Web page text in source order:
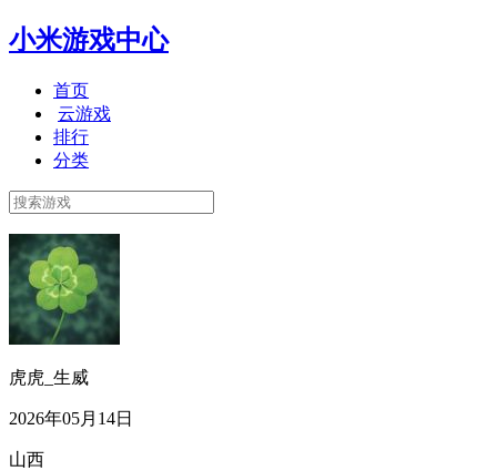
小米游戏中心
首页
云游戏
排行
分类
虎虎_生威
2026年05月14日
山西